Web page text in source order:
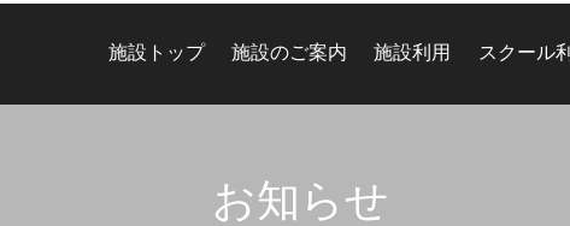
施設トップ 施設のご案内 施設利用 スクール
お知らせ